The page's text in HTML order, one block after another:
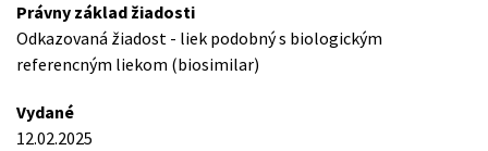
Právny základ žiadosti
Odkazovaná žiadost - liek podobný s biologickým
referencným liekom (biosimilar)
Vydané
12.02.2025